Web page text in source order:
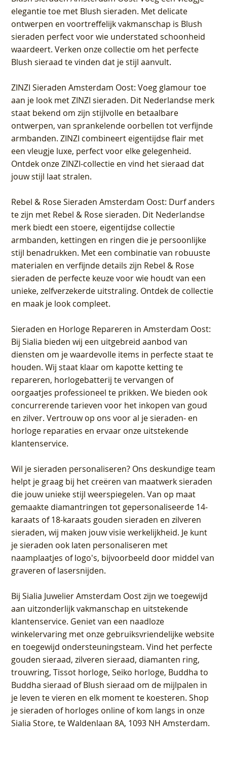
elegantie toe met Blush sieraden. Met delicate
ontwerpen en voortreffelijk vakmanschap is Blush
sieraden perfect voor wie understated schoonheid
waardeert. Verken onze collectie om het perfecte
Blush sieraad te vinden dat je stijl aanvult.
ZINZI Sieraden Amsterdam Oost: Voeg glamour toe
aan je look met ZINZI sieraden. Dit Nederlandse merk
staat bekend om zijn stijlvolle en betaalbare
ontwerpen, van sprankelende oorbellen tot verfijnde
armbanden. ZINZI combineert eigentijdse flair met
een vleugje luxe, perfect voor elke gelegenheid.
Ontdek onze ZINZI-collectie en vind het sieraad dat
jouw stijl laat stralen.
Rebel & Rose Sieraden Amsterdam Oost: Durf anders
te zijn met Rebel & Rose sieraden. Dit Nederlandse
merk biedt een stoere, eigentijdse collectie
armbanden, kettingen en ringen die je persoonlijke
stijl benadrukken. Met een combinatie van robuuste
materialen en verfijnde details zijn Rebel & Rose
sieraden de perfecte keuze voor wie houdt van een
unieke, zelfverzekerde uitstraling. Ontdek de collectie
en maak je look compleet.
Sieraden en Horloge Repareren in Amsterdam Oost:
Bij Sialia bieden wij een uitgebreid aanbod van
diensten om je waardevolle items in perfecte staat te
houden. Wij staat klaar om kapotte ketting te
repareren, horlogebatterij te vervangen of
oorgaatjes professioneel te prikken. We bieden ook
concurrerende tarieven voor het inkopen van goud
en zilver. Vertrouw op ons voor al je sieraden- en
horloge reparaties en ervaar onze uitstekende
klantenservice.
Wil je sieraden personaliseren? Ons deskundige team
helpt je graag bij het creëren van maatwerk sieraden
die jouw unieke stijl weerspiegelen. Van op maat
gemaakte diamantringen tot gepersonaliseerde 14-
karaats of 18-karaats gouden sieraden en zilveren
sieraden, wij maken jouw visie werkelijkheid. Je kunt
je sieraden ook laten personaliseren met
naamplaatjes of logo's, bijvoorbeeld door middel van
graveren of lasersnijden.
BijSialia Juwelier Amsterdam Oostzijn we toegewijd
aan uitzonderlijk vakmanschap en uitstekende
klantenservice. Geniet van een naadloze
winkelervaring met onze gebruiksvriendelijke website
en toegewijd ondersteuningsteam. Vind het perfecte
gouden sieraad, zilveren sieraad, diamanten ring,
trouwring, Tissot horloge, Seiko horloge, Buddha to
Buddha sieraad of Blush sieraad om de mijlpalen in
je leven te vieren en elk moment te koesteren. Shop
je sieraden of horloges online of kom langs in onze
Sialia Store, te Waldenlaan 8A, 1093 NH Amsterdam.